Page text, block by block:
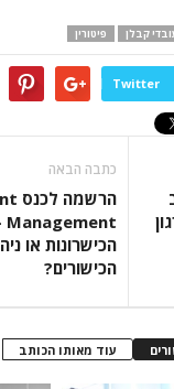
הרשמה לכנס Talent
Management – ניהול
או ניהול
הכותב